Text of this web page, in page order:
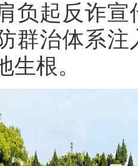
负起反诈
群治体系
生根。